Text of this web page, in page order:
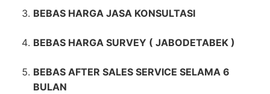
BEBAS HARGA JASA KONSULTASI
BEBAS HARGA SURVEY ( JABODETABEK )
BEBAS AFTER SALES SERVICE SELAMA 6
BULAN